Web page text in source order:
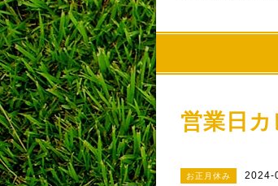
営業日
お正月休み 2024-